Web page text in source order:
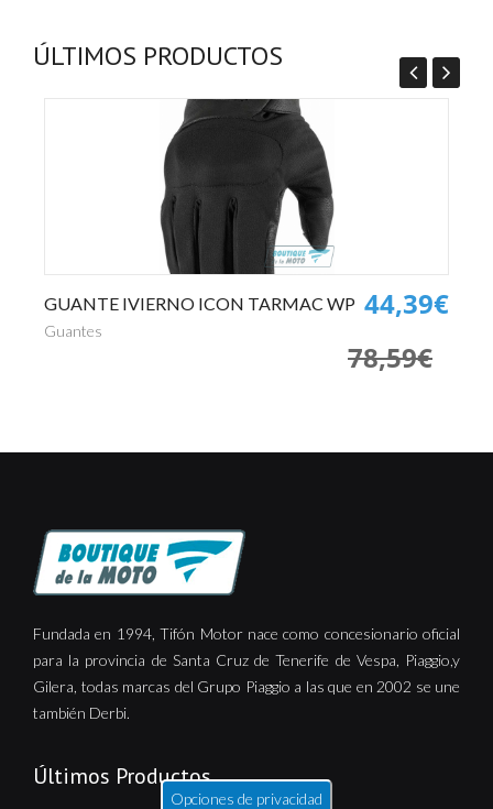
ÚLTIMOS PRODUCTOS
GUANTE IVIERNO ICON TARMAC WP
Guantes
44,39€
78,59€
Fundada en 1994, Tifón Motor nace como concesionario oficial
para la provincia de Santa Cruz de Tenerife de Vespa, Piaggio,y
Gilera, todas marcas del Grupo Piaggio a las que en 2002 se une
también Derbi.
Últimos Productos
Opciones de privacidad